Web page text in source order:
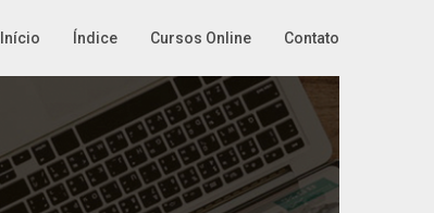
Início Índice Cursos Online Contato